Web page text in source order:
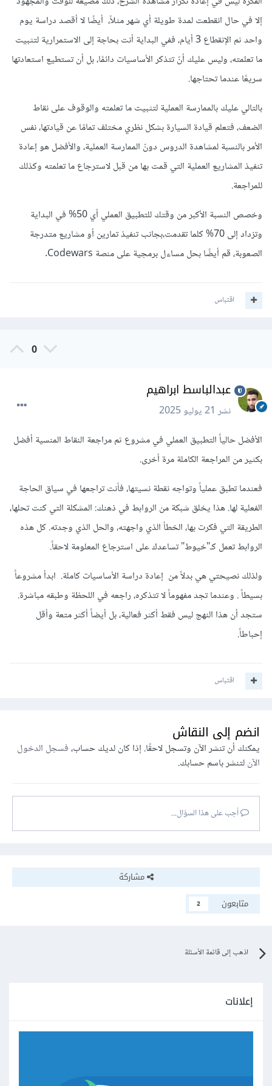
إلا في حال انقطعت لمدة طويلة أي شهر مثلاً، أيضًا لا أقصد دراسة يوم
واحد ثم الإنقطاع 3 أيام، ففي البداية أنت بحاجة إلى الاستمرارية لتثبيت
ما تعلمته، وليس عليك أنّ تتذكر الأساسيات دائمًا، بل أن تستطيع استعادتها
سريعًا عندما تحتاجها.
بالتالي عليك بالممارسة العملية لتثبيت ما تعلمته والوقوف على نقاط
الضعف، فتعلم قيادة السيارة بشكل نظري مختلف تمامًا عن قيادتها، نفس
الأمر بالنسبة لمشاهدة الدروس دونّ الممارسة العملية، والأفضل هو إعادة
تنفيذ المشاريع العملية التي قمت بها من قبل لاسترجاع ما تعلمته وكذلك
للمراجعة.
وخصص النسبة الأكبر من وقتك للتطبيق العملي أي 50% في البداية
وتزداد إلى 70% كلما تقدمت،بجانب تنفيذ تمارين أو مشاريع متدرجة
الصعوبة، قم أيضًا بحل مساءل برمجية على منصة Codewars.
اقتباس
0
عبدالباسط ابراهيم
نشر21 يوليو 2025
الأفضل حالياً التطبيق العملي في مشروع ثم مراجعة النقاط المنسية أفضل
بكثير من المراجعة الكاملة مرة أخرى.
فعندما تطبق عملياً وتواجه نقطة نسيتها، فأنت تراجعها في سياق الحاجة
الفعلية لها. هذا يخلق شبكة من الروابط في ذهنك: المشكلة التي كنت تحلها،
الطريقة التي فكرت بها، الخطأ الذي واجهته، والحل الذي وجدته. كل هذه
الروابط تعمل كـ"خيوط" تساعدك على استرجاع المعلومة لاحقاً.
ولذلك نصيحتي هي بدلاً من إعادة دراسة الأساسيات كاملة. ابدأ مشروعاً
بسيطاً . وعندما تجد مفهوماً لا تتذكره، راجعه في اللحظة وطبقه مباشرة.
ستجد أن هذا النهج ليس فقط أكثر فعالية، بل أيضاً أكثر متعة وأقل
إحباطاً.
اقتباس
انضم إلى النقاش
يمكنك أن تنشر الآن وتسجل لاحقًا. إذا كان لديك حساب،فسجل الدخول
الآنلتنشر باسم حسابك.
أجب على هذا السؤال...
مشاركة
متابعون
2
اذهب إلى قائمة الأسئلة
إعلانات